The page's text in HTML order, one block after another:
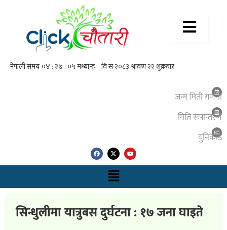
जन्म मिती गणना
मिति रूपान्तरण
युनिकाेड
सिन्धुलीमा यात्रुबस दुर्घटना : १७ जना घाइते